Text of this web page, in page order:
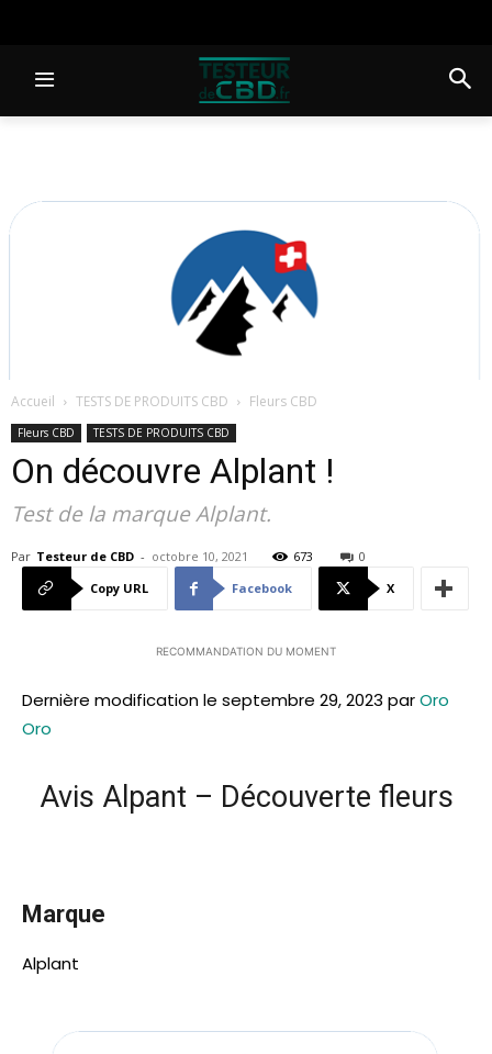
Accueil TESTS DE PRODUITS CBD Fleurs CBD
Fleurs CBD TESTS DE PRODUITS CBD
On découvre Alplant !
Test de la marque Alplant.
Par Testeur de CBD - octobre 10, 2021 673
0
Copy URL
Facebook X
RECOMMANDATION DU MOMENT
Dernière modification le septembre 29, 2023 parOro
Oro
Avis Alpant – Découverte fleurs
Marque
Alplant